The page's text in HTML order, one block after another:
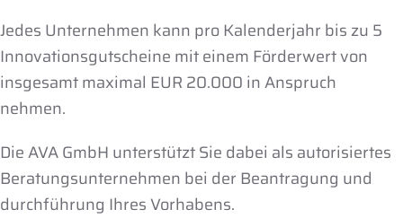
Jedes Unternehmen kann pro Kalenderjahr bis zu 5
Innovationsgutscheine mit einem Förderwert von
insgesamt maximal EUR 20.000 in Anspruch
nehmen.
Die AVA GmbH unterstützt Sie dabei als autorisiertes
Beratungsunternehmen bei der Beantragung und
durchführung Ihres Vorhabens.